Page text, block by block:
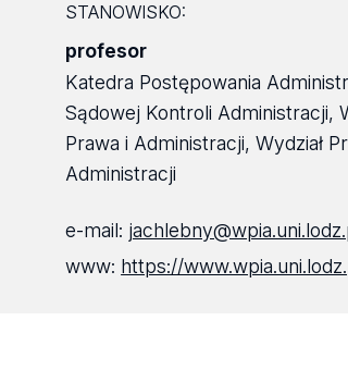
STANOWISKO:
profesor
Katedra Postępowania
Sądowej Kontroli Administracji,
Prawa i Administracji, Wydział
Administracji
e-mail:
www: https://